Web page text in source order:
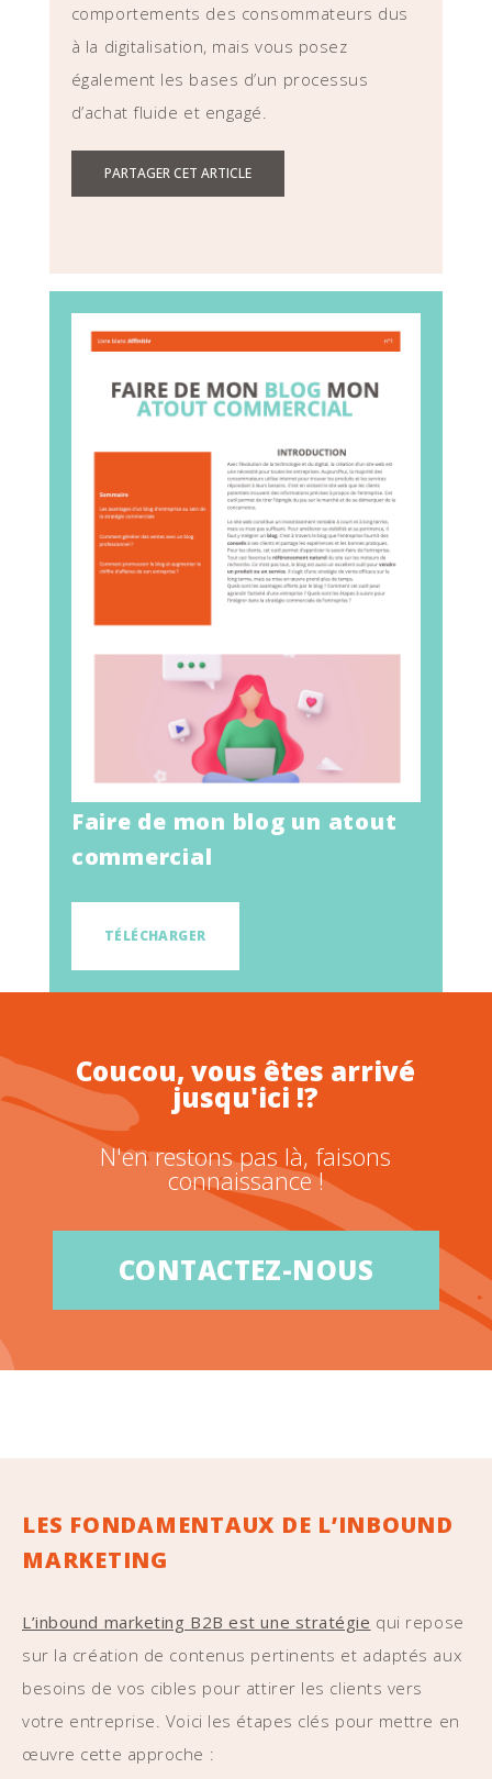
comportements des consommateurs dus
à la digitalisation, mais vous posez
également les bases d’un processus
d’achat fluide et engagé.
PARTAGER CET ARTICLE
Faire de mon blog un atout
commercial
TÉLÉCHARGER
Coucou, vous êtes arrivé
jusqu'ici !?
N'en restons pas là, faisons
connaissance !
CONTACTEZ-NOUS
LES FONDAMENTAUX DE L’INBOUND
MARKETING
L’inbound marketing B2B est une stratégie qui repose
sur la création de contenus pertinents et adaptés aux
besoins de vos cibles pour attirer les clients vers
votre entreprise. Voici les étapes clés pour mettre en
œuvre cette approche :